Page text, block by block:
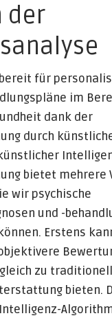
der
bereit für
im
dank der
durch
bietet mehrere
wir psychische
und -
Erstens
zu
bieten.